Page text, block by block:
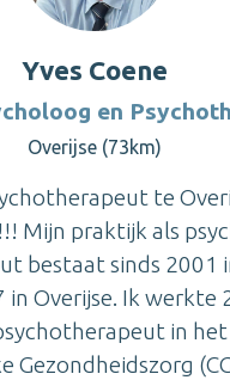
Yves Coene
en
Overijse (73km)
te
Mijn praktijk als
bestaat sinds 2001
in Overijse. Ik werkte
in
Gezondheidszorg